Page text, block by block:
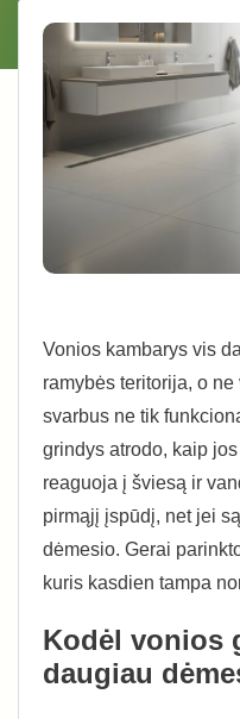
Vonios kambarys vis
ramybės teritorija, o
svarbus ne tik
grindys atrodo, kaip
reaguoja į šviesą ir
pirmąjį įspūdį, net jei
dėmesio. Gerai
kuris kasdien tampa
Kodėl vonios
daugiau